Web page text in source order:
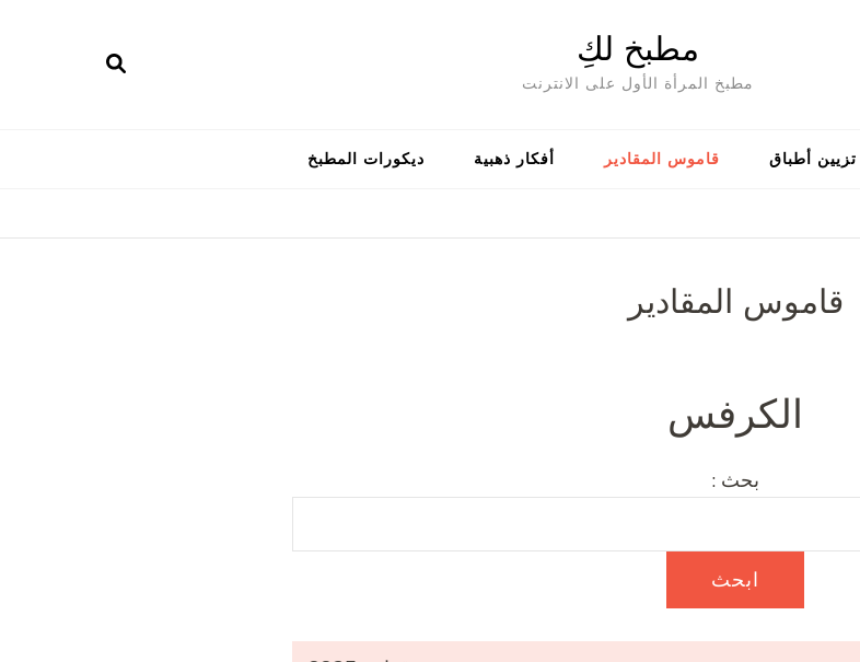
مطبخ لكِ
مطبخ المرأة الأول على الانترنت
تزيين أطباق قاموس المقادير أفكار ذهبية ديكورات المطبخ
قاموس المقادير
الكرفس
بحث :